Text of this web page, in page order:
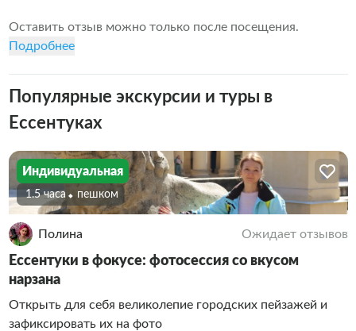
Оставить отзыв можно только после посещения.
Подробнее
Популярные экскурсии и туры в
Ессентуках
Индивидуальная
1.5 часа Пешком
Полина Ожидает отзывов
Ессентуки в фокусе: фотосессия со вкусом
нарзана
Открыть для себя великолепие городских пейзажей и
зафиксировать их на фото